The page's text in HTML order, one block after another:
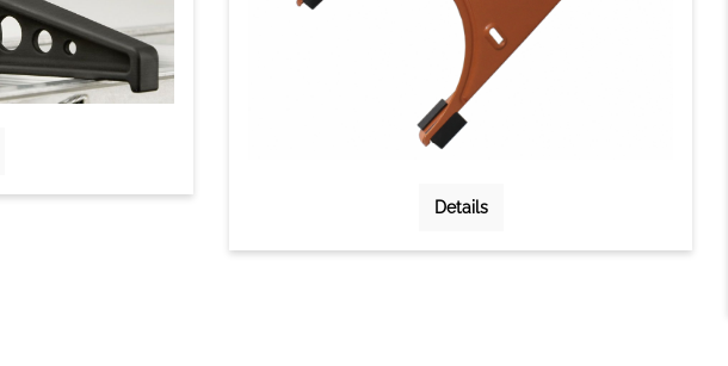
Details